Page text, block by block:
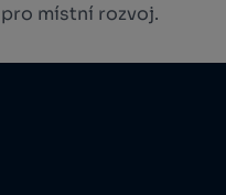
místní rozvoj.